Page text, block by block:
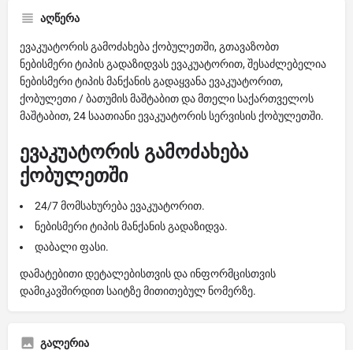
აღწერა
ევაკუატორის გამოძახება ქობულეთში, გთავაზობთ
ნებისმერი ტიპის გადაზიდვას ევაკუატორით, შესაძლებელია
ნებისმერი ტიპის მანქანის გადაყვანა ევაკუატორით,
ქობულეთი / ბათუმის მაშტაბით და მთელი საქართველოს
მაშტაბით, 24 საათიანი ევაკუატორის სერვისის ქობულეთში.
ევაკუატორის გამოძახება
ქობულეთში
24/7 მომსახურება ევაკუატორით.
ნებისმერი ტიპის მანქანის გადაზიდვა.
დაბალი ფასი.
დამატებითი დეტალებისთვის და ინფორმცისთვის
დამიკავშირდით საიტზე მითითებულ ნომერზე.
გალერია